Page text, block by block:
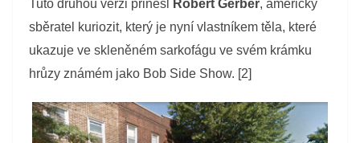
Tuto druhou verzi přinesl Robert Gerber, americký
sběratel kuriozit, který je nyní vlastníkem těla, které
ukazuje ve skleněném sarkofágu ve svém krámku
hrůzy známém jako Bob Side Show. [2]